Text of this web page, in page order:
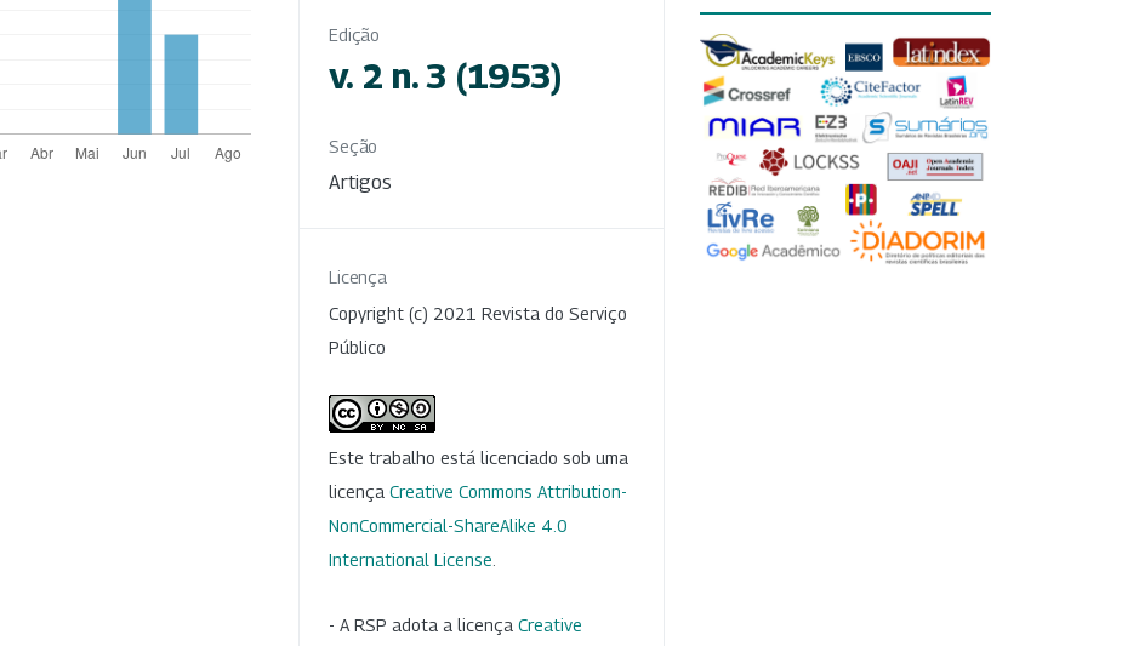
Edição
v. 2 n. 3 (1953)
Seção
Artigos
Licença
Copyright (c) 2021 Revista do Serviço
Público
Este trabalho está licenciado sob uma
licença Creative Commons Attribution-
NonCommercial-ShareAlike 4.0
International License
- A RSP adota a licença Creative